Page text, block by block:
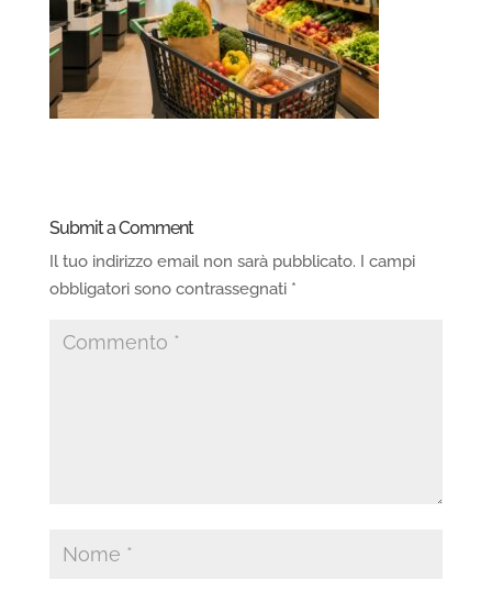
Submit a Comment
Il tuo indirizzo email non sarà pubblicato. I campi
obbligatori sono contrassegnati *